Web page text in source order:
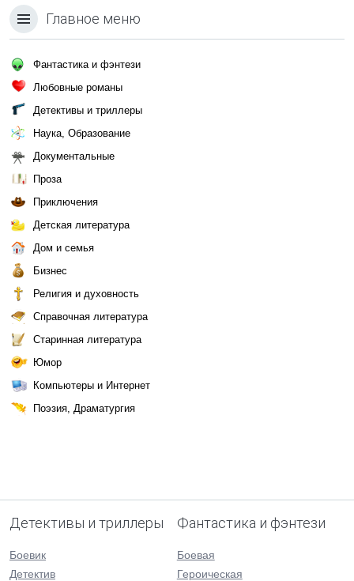
Главное меню
Фантастика и фэнтези
Любовные романы
Детективы и триллеры
Наука, Образование
Документальные
Проза
Приключения
Детская литература
Дом и семья
Бизнес
Религия и духовность
Справочная литература
Старинная литература
Юмор
Компьютеры и Интернет
Поэзия, Драматургия
Детективы и триллеры
Боевик
Детектив
Фантастика и фэнтези
Боевая
Героическая